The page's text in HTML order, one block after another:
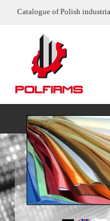
Catalogue of Polish